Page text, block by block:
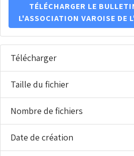
TÉLÉCHARGER LE
L'ASSOCIATION VAROISE DE
Télécharger
Taille du fichier
Nombre de fichiers
Date de création